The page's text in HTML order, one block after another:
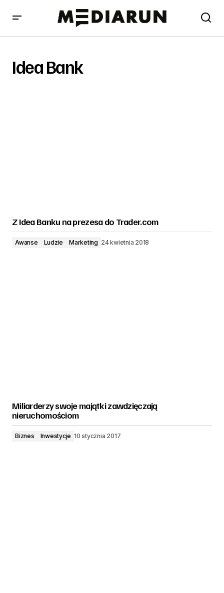
Idea Bank
Z Idea Banku na prezesa do Trader.com
Awanse Ludzie Marketing 24 kwietnia 2018
Miliarderzy swoje majątki zawdzięczają
nieruchomościom
Biznes Inwestycje 10 stycznia 2017